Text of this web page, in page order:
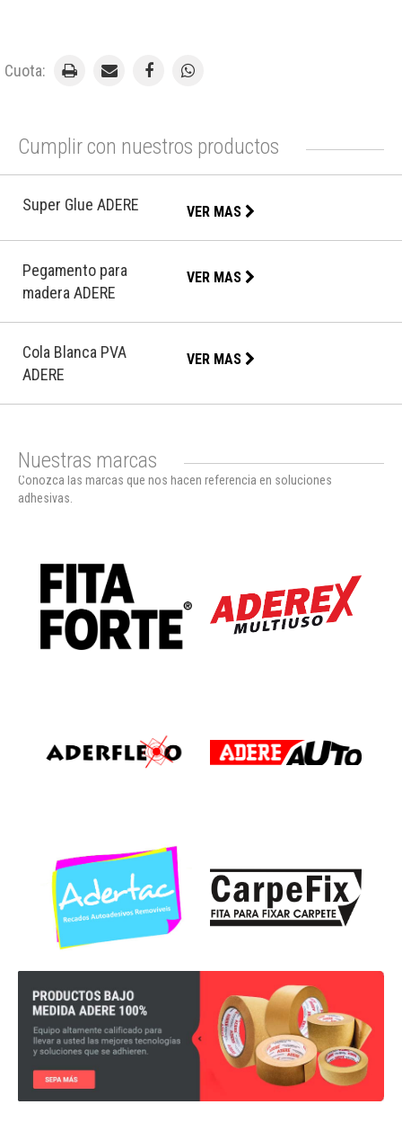
Cuota:
Cumplir con nuestros productos
Super Glue ADERE VER MAS
Pegamento para
madera ADERE
VER MAS
Cola Blanca PVA
ADERE
VER MAS
Nuestras marcas
Conozca las marcas que nos hacen referencia en soluciones
adhesivas.